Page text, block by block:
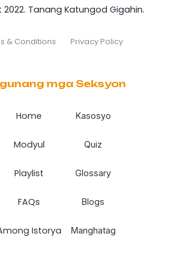
Tanang Katungod Gigahin.
& Conditions Privacy Policy
mga Seksyon
Home
Modyul
Playlist
FAQs
Istorya
Kasosyo
Quiz
Glossary
Blogs
Manghatag